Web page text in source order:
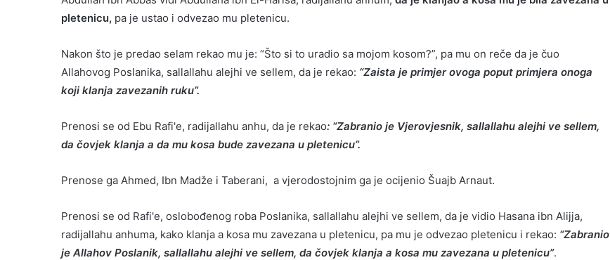
pletenicu, pa je ustao i odvezao mu pletenicu.
Nakon što je predao selam rekao mu je: “Što si to uradio sa mojom kosom?”, pa mu on reče da je čuo
Allahovog Poslanika, sallallahu alejhi ve sellem, da je rekao: “Zaista je primjer ovoga poput primjera onoga
koji klanja zavezanih ruku”.
Prenosi se od Ebu Rafi'e, radijallahu anhu, da je rekao: “Zabranio je Vjerovjesnik, sallallahu alejhi ve sellem,
da čovjek klanja a da mu kosa bude zavezana u pletenicu”.
Prenose ga Ahmed, Ibn Madže i Taberani, a vjerodostojnim ga je ocijenio Šuajb Arnaut.
Prenosi se od Rafi'e, oslobođenog roba Poslanika, sallallahu alejhi ve sellem, da je vidio Hasana ibn Alijja,
radijallahu anhuma, kako klanja a kosa mu zavezana u pletenicu, pa mu je odvezao pletenicu i rekao: “Zabranio
je Allahov Poslanik, sallallahu alejhi ve sellem, da čovjek klanja a kosa mu zavezana u pletenicu”.